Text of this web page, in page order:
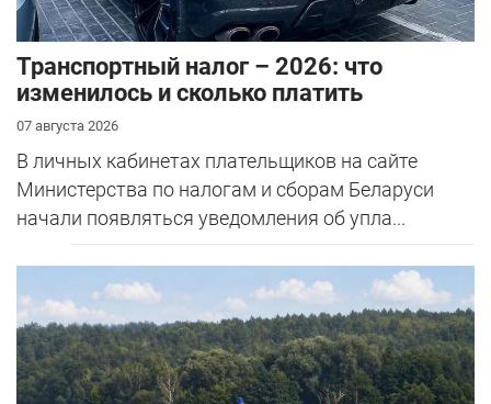
Транспортный налог – 2026: что
изменилось и сколько платить
07 августа 2026
В личных кабинетах плательщиков на сайте
Министерства по налогам и сборам Беларуси
начали появляться уведомления об упла...